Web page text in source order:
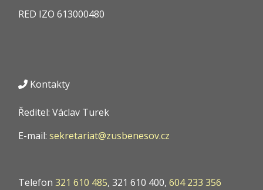
RED IZO 613000480
Kontakty
Ředitel: Václav Turek
E-mail: sekretariat@zusbenesov.cz
Telefon 321 610 485, 321 610 400, 604 233 356